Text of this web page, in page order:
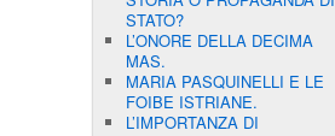
STATO?
L’ONORE DELLA DECIMA
MAS.
MARIA PASQUINELLI E LE
FOIBE ISTRIANE.
L’IMPORTANZA DI